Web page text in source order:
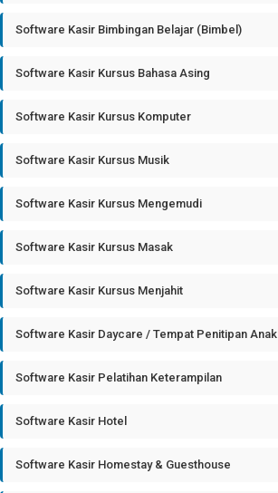
Software Kasir Bimbingan Belajar (Bimbel)
Software Kasir Kursus Bahasa Asing
Software Kasir Kursus Komputer
Software Kasir Kursus Musik
Software Kasir Kursus Mengemudi
Software Kasir Kursus Masak
Software Kasir Kursus Menjahit
Software Kasir Daycare / Tempat Penitipan Anak
Software Kasir Pelatihan Keterampilan
Software Kasir Hotel
Software Kasir Homestay & Guesthouse